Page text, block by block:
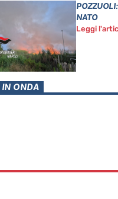
NATO
Leggi
IN ONDA